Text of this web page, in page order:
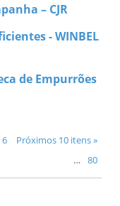
– CJR
- WINBEL
de Empurrões
Próximos 10 itens »
6
…
80